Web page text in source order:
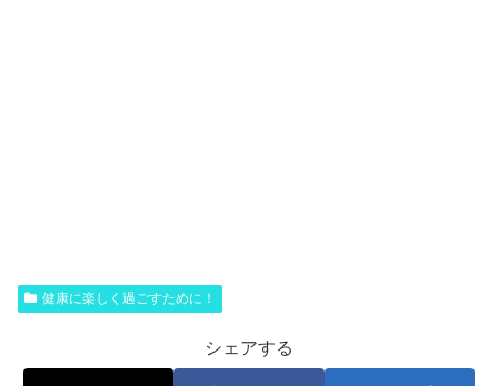
健康に楽しく過ごすために！
シェアする